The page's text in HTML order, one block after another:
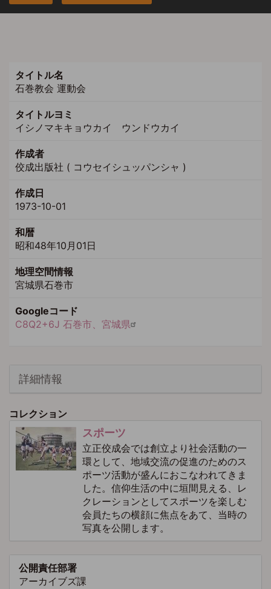
タイトル名
石巻教会 運動会
タイトルヨミ
イシノマキキョウカイ ウンドウカイ
作成者
佼成出版社 ( コウセイシュッパンシャ )
作成日
1973-10-01
和暦
昭和48年10月01日
地理空間情報
宮城県石巻市
Googleコード
C8Q2+6J 石巻市、宮城県
詳細情報
コレクション
スポーツ
立正佼成会では創立より社会活動の一
環として、地域交流の促進のためのス
ポーツ活動が盛んにおこなわれてきま
した。信仰生活の中に垣間見える、レ
クレーションとしてスポーツを楽しむ
会員たちの横顔に焦点をあて、当時の
写真を公開します。
公開責任部署
アーカイブズ課